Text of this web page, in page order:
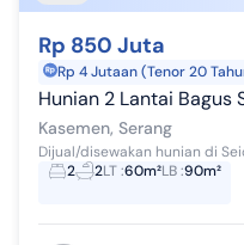
Rp 850 Juta
Rp 4 Jutaan (Tenor 20
Hunian 2 Lantai Bagus
Kasemen, Serang
2
2LT:60m²LB:90m²